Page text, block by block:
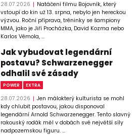
28.07.2026
Natáčení filmu Bojovník, který
vstoupí do kin už 13. srpna, nebylo jen hereckou
výzvou. Roční příprava, tréninky se šampiony
MMA, jako je Jiří Procházka, David Kozma nebo
Karlos Vémola, ...
Jak vybudovat legendární
postavu? Schwarzenegger
odhalil své zásady
POWER EXTRA
28.07.2026
Jen málokterý kulturista se mohl
kdy chlubit postavou, jakou disponoval
legendární Arnold Schwarzenegger. Tento slavný
rakouský rodák měl v dobách své největší síly
nadpozemskou figuru. ...